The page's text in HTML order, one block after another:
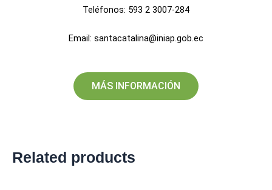
Teléfonos: 593 2 3007-284
Email: santacatalina@iniap.gob.ec
MÁS INFORMACIÓN
Related products